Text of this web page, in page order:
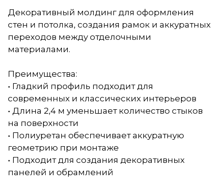
Декоративный молдинг для оформления
стен и потолка, создания рамок и аккуратных
переходов между отделочными
материалами.
Преимущества:
• Гладкий профиль подходит для
современных и классических интерьеров
• Длина 2,4 м уменьшает количество стыков
на поверхности
• Полиуретан обеспечивает аккуратную
геометрию при монтаже
• Подходит для создания декоративных
панелей и обрамлений